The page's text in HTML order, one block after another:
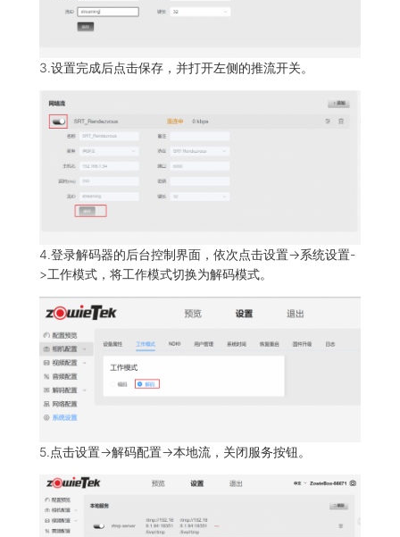
3.设置完成后点击保存，并打开左侧的推流开关。
4.登录解码器的后台控制界面，依次点击设置->系统设置-
>工作模式，将工作模式切换为解码模式。
5.点击设置->解码配置->本地流，关闭服务按钮。